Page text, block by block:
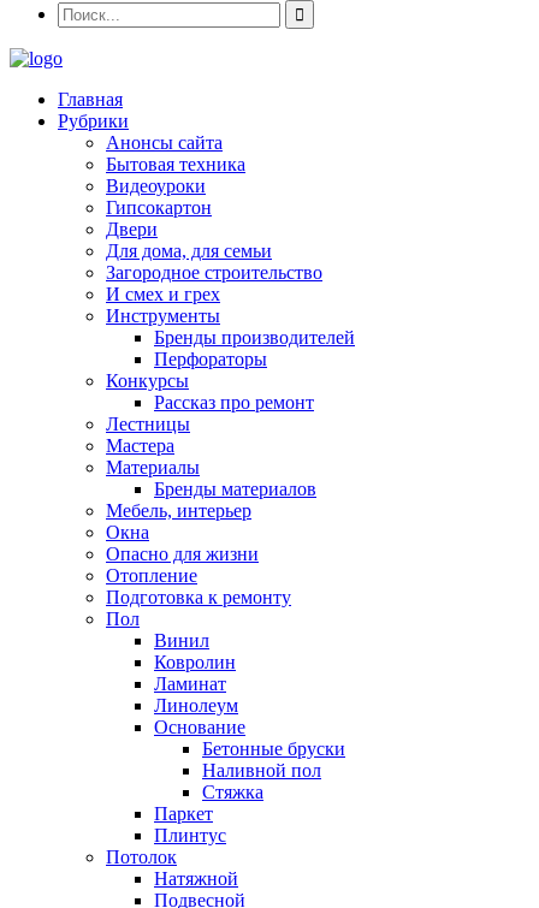
Главная
Рубрики
Анонсы сайта
Бытовая техника
Видеоуроки
Гипсокартон
Двери
Для дома, для семьи
Загородное строительство
И смех и грех
Инструменты
Бренды производителей
Перфораторы
Конкурсы
Рассказ про ремонт
Лестницы
Мастера
Материалы
Бренды материалов
Мебель, интерьер
Окна
Опасно для жизни
Отопление
Подготовка к ремонту
Пол
Винил
Ковролин
Ламинат
Линолеум
Основание
Бетонные бруски
Наливной пол
Стяжка
Паркет
Плинтус
Потолок
Натяжной
Подвесной